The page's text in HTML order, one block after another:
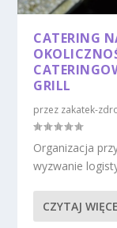
CATERING
GRILL
przez zakatek-
Organizacja
wyzwanie
CZYTAJ